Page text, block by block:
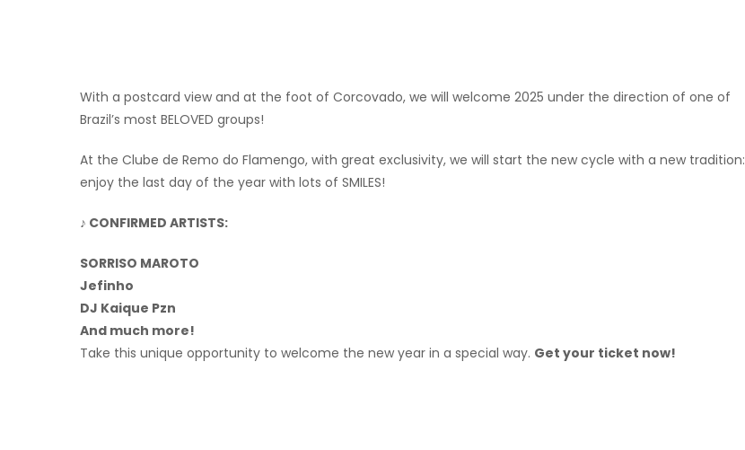
With a postcard view and at the foot of Corcovado, we will welcome 2025 under the direction of one of
Brazil’s most BELOVED groups!
At the Clube de Remo do Flamengo, with great exclusivity, we will start the new cycle with a new tradition:
enjoy the last day of the year with lots of SMILES!
♪ CONFIRMED ARTISTS:
SORRISO MAROTO
Jefinho
DJ Kaique Pzn
And much more!
Take this unique opportunity to welcome the new year in a special way. Get your ticket now!